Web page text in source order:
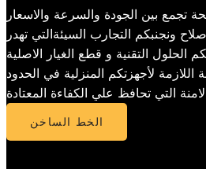
تجمع بين الجودة والسرعة والاسعار
ونجنبكم التجارب السيئةالتي تهدر
الحلول التقنية و قطع الغيار الاصلية
لأجهزتكم المنزلية في الحدود
التي تحافظ علي الكفاءة المعتادة
الخط الساخن